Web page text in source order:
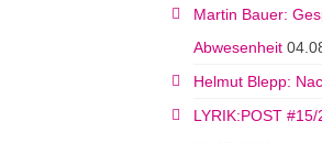
Martin Bauer:
Abwesenheit
Helmut Blepp:
LYRIK:POST